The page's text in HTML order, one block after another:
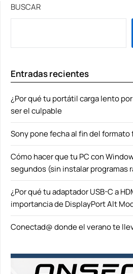
BUSCAR
Entradas recientes
¿Por qué tu portátil carga lento
ser el culpable
Sony pone fecha al fin del
Cómo hacer que tu PC con
segundos (sin instalar programas
¿Por qué tu adaptador USB-C a
importancia de DisplayPort Alt
Conectad@ donde el verano te